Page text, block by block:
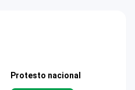
Protesto nacional